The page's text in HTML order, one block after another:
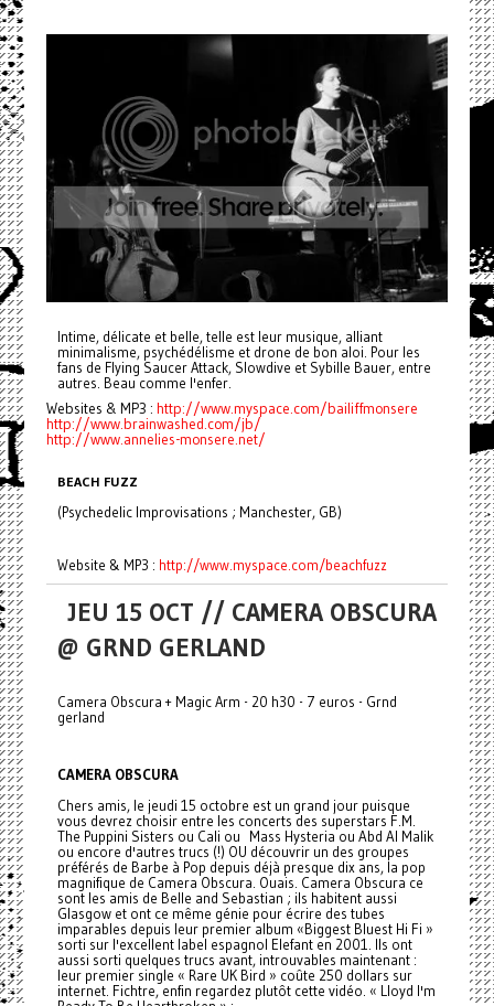
Intime, délicate et belle, telle est leur musique, alliant
minimalisme, psychédélisme et drone de bon aloi. Pour les
fans de Flying Saucer Attack, Slowdive et Sybille Bauer, entre
autres. Beau comme l'enfer.
Websites & MP3 : http://www.myspace.com/bailiffmonsere
http://www.brainwashed.com/jb/
http://www.annelies-monsere.net/
BEACH FUZZ
(Psychedelic Improvisations ; Manchester, GB)
Website & MP3 : http://www.myspace.com/beachfuzz
JEU 15 OCT // CAMERA OBSCURA
@ GRND GERLAND
Camera Obscura + Magic Arm - 20 h30 - 7 euros - Grnd
gerland
CAMERA OBSCURA
Chers amis, le jeudi 15 octobre est un grand jour puisque
vous devrez choisir entre les concerts des superstars F.M.
The Puppini Sisters ou Cali ou Mass Hysteria ou Abd Al Malik
ou encore d'autres trucs (!) OU découvrir un des groupes
préférés de Barbe à Pop depuis déjà presque dix ans, la pop
magnifique de Camera Obscura. Ouais. Camera Obscura ce
sont les amis de Belle and Sebastian ; ils habitent aussi
Glasgow et ont ce même génie pour écrire des tubes
imparables depuis leur premier album «Biggest Bluest Hi Fi »
sorti sur l'excellent label espagnol Elefant en 2001. Ils ont
aussi sorti quelques trucs avant, introuvables maintenant :
leur premier single « Rare UK Bird » coûte 250 dollars sur
internet. Fichtre, enfin regardez plutôt cette vidéo. « Lloyd I'm